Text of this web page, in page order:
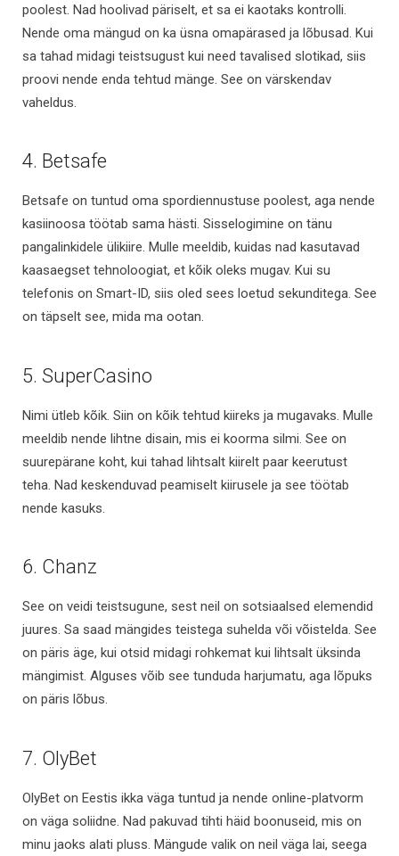
poolest. Nad hoolivad päriselt, et sa ei kaotaks kontrolli.
Nende oma mängud on ka üsna omapärased ja lõbusad. Kui
sa tahad midagi teistsugust kui need tavalised slotikad, siis
proovi nende enda tehtud mänge. See on värskendav
vaheldus.
4. Betsafe
Betsafe on tuntud oma spordiennustuse poolest, aga nende
kasiinoosa töötab sama hästi. Sisselogimine on tänu
pangalinkidele ülikiire. Mulle meeldib, kuidas nad kasutavad
kaasaegset tehnoloogiat, et kõik oleks mugav. Kui su
telefonis on Smart-ID, siis oled sees loetud sekunditega. See
on täpselt see, mida ma ootan.
5. SuperCasino
Nimi ütleb kõik. Siin on kõik tehtud kiireks ja mugavaks. Mulle
meeldib nende lihtne disain, mis ei koorma silmi. See on
suurepärane koht, kui tahad lihtsalt kiirelt paar keerutust
teha. Nad keskenduvad peamiselt kiirusele ja see töötab
nende kasuks.
6. Chanz
See on veidi teistsugune, sest neil on sotsiaalsed elemendid
juures. Sa saad mängides teistega suhelda või võistelda. See
on päris äge, kui otsid midagi rohkemat kui lihtsalt üksinda
mängimist. Alguses võib see tunduda harjumatu, aga lõpuks
on päris lõbus.
7. OlyBet
OlyBet on Eestis ikka väga tuntud ja nende online-platvorm
on väga soliidne. Nad pakuvad tihti häid boonuseid, mis on
minu jaoks alati pluss. Mängude valik on neil väga lai, seega